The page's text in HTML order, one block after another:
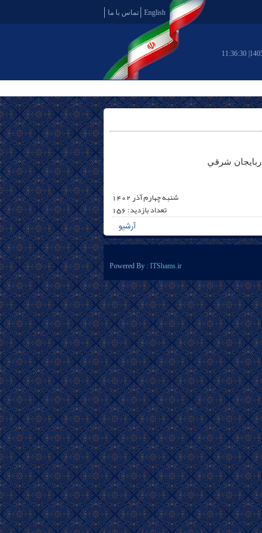
English تماس با ما
11:36:31
شرقي
شنبه چهارم آذر 1402
تعداد بازدید: 156
آرشیو
Powered By : ITShams.ir